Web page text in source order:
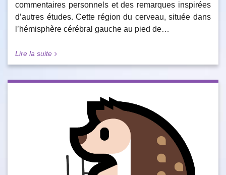
commentaires personnels et des remarques inspirées
d’autres études. Cette région du cerveau, située dans
l’hémisphère cérébral gauche au pied de…
Lire la suite